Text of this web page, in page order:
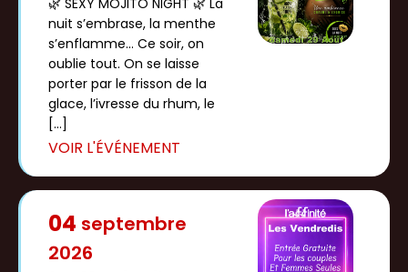
🌿 SEXY MOJITO NIGHT 🌿 La
nuit s’embrase, la menthe
s’enflamme... Ce soir, on
oublie tout. On se laisse
porter par le frisson de la
glace, l’ivresse du rhum, le
[…]
04 septembre
2026